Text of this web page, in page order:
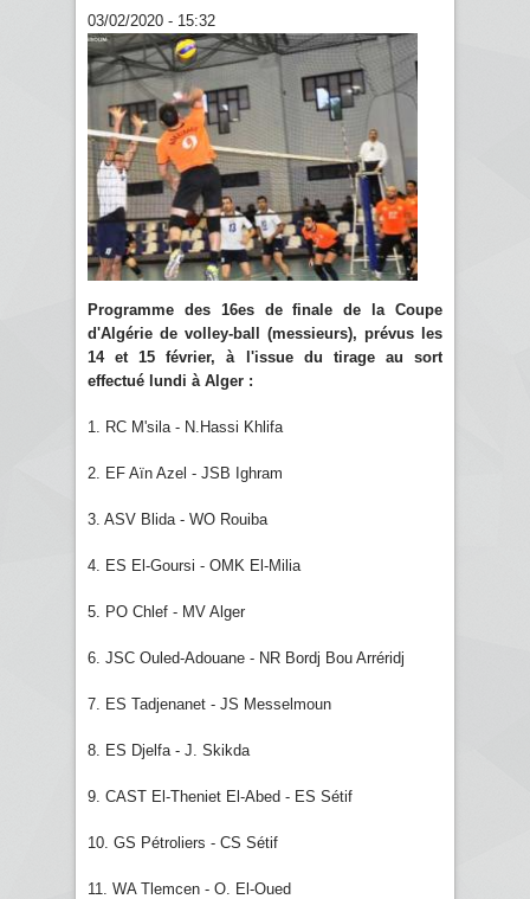
03/02/2020 - 15:32
Programme des 16es de finale de la Coupe
d'Algérie de volley-ball (messieurs), prévus les
14 et 15 février, à l'issue du tirage au sort
effectué lundi à Alger :
1. RC M'sila - N.Hassi Khlifa
2. EF Aïn Azel - JSB Ighram
3. ASV Blida - WO Rouiba
4. ES El-Goursi - OMK El-Milia
5. PO Chlef - MV Alger
6. JSC Ouled-Adouane - NR Bordj Bou Arréridj
7. ES Tadjenanet - JS Messelmoun
8. ES Djelfa - J. Skikda
9. CAST El-Theniet El-Abed - ES Sétif
10. GS Pétroliers - CS Sétif
11. WA Tlemcen - O. El-Oued